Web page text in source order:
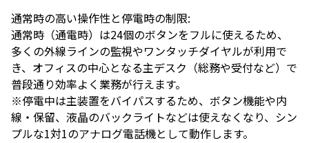
通常時の高い操作性と停電時の制限:
通常時（通電時）は24個のボタンをフルに使えるため、
多くの外線ラインの監視やワンタッチダイヤルが利用で
き、オフィスの中心となる主デスク（総務や受付など）で
普段通り効率よく業務が行えます。
※停電中は主装置をバイパスするため、ボタン機能や内
線・保留、液晶のバックライトなどは使えなくなり、シン
プルな1対1のアナログ電話機として動作します。